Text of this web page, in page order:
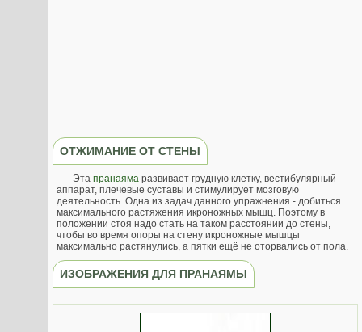
ОТЖИМАНИЕ ОТ СТЕНЫ
Эта пранаяма развивает грудную клетку, вестибулярный
аппарат, плечевые суставы и стимулирует мозговую
деятельность. Одна из задач данного упражнения - добиться
максимального растяжения икроножных мышц. Поэтому в
положении стоя надо стать на таком расстоянии до стены,
чтобы во время опоры на стену икроножные мышцы
максимально растянулись, а пятки ещё не оторвались от пола.
ИЗОБРАЖЕНИЯ ДЛЯ ПРАНАЯМЫ